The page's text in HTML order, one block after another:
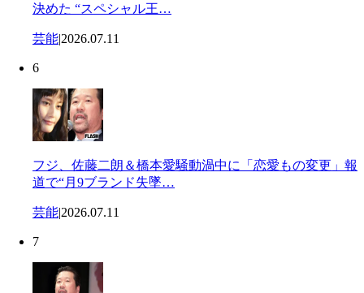
決めた “スペシャル王…
芸能|2026.07.11
6
フジ、佐藤二朗＆橋本愛騒動渦中に「恋愛もの変更」報
道で“月9ブランド失墜…
芸能|2026.07.11
7